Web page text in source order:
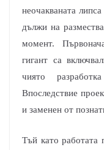
неочакваната
дължи на
момент.
гигант са
чиято
Впоследствие
и заменен от
Тъй като работата